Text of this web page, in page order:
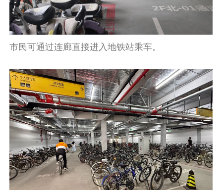
市民可通过连廊直接进入地铁站乘车。